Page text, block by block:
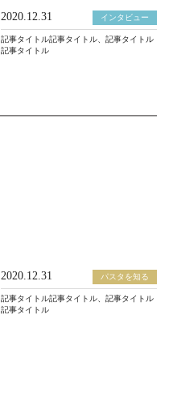
2020.12.31 インタビュー
記事タイトル記事タイトル、記事タイトル
記事タイトル
2020.12.31 パスタを知る
記事タイトル記事タイトル、記事タイトル
記事タイトル